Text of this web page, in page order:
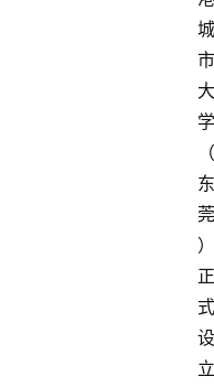
城
市
大
学
（
东
莞
）
正
式
设
立